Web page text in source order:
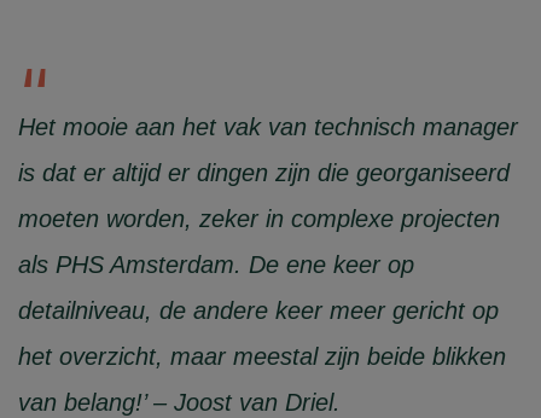
Het mooie aan het vak van technisch manager
is dat er altijd er dingen zijn die georganiseerd
moeten worden, zeker in complexe projecten
als PHS Amsterdam. De ene keer op
detailniveau, de andere keer meer gericht op
het overzicht, maar meestal zijn beide blikken
van belang!’ – Joost van Driel.